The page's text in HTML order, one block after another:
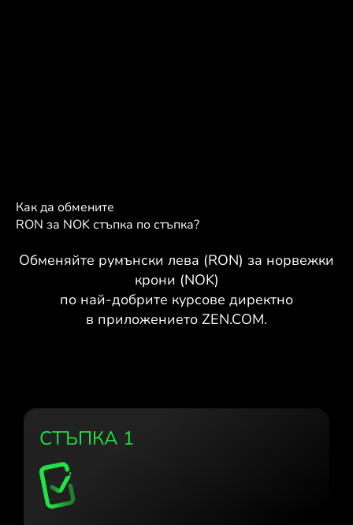
Как да обмените
RON за NOK стъпка по стъпка?
Обменяйте румънски лева (RON) за норвежки
крони (NOK)
по най-добрите курсове директно
в приложението ZEN.COM.
СТЪПКА 1